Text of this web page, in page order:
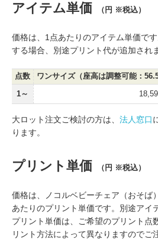
アイテム単価 （円 ※税込）
価格は、1点あたりのアイテム単価で
する場合、別途プリント代が追加され
点数 ワンサイズ（座高は調整可能：
1～
大ロット注文ご検討の方は、 法人窓口
ります。
プリント単価 （円 ※税込）
価格は、ノコルベビーチェア（おそば
あたりのプリント単価です。別途アイ
プリント単価は、ご希望のプリント点
リント方法によって異なりますのでご